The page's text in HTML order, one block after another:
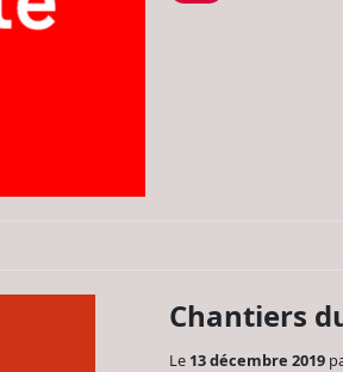
Chantiers
Le 13 décembre 2019